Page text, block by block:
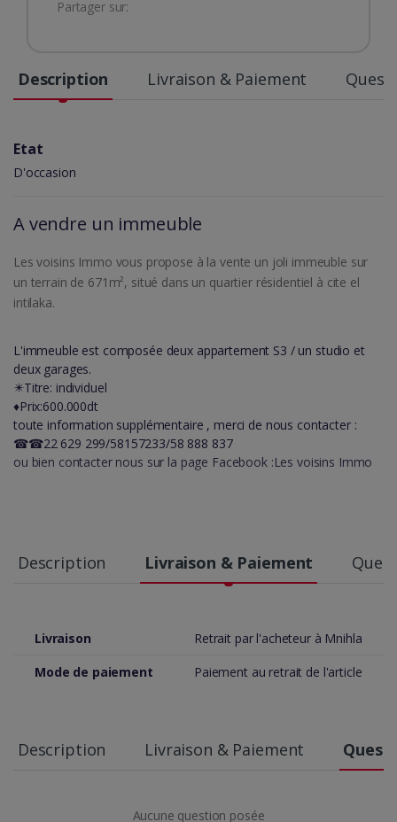
Partager sur:
Description Livraison & Paiement
Etat
D'occasion
A vendre un immeuble
Les voisins Immo vous propose à la vente un joli immeuble sur
un terrain de 671m², situé dans un quartier résidentiel à cite el
intilaka.
L'immeuble est composée deux appartement S3 / un studio et
deux garages.
✴️Titre: individuel
♦️Prix:600.000dt
toute information supplémentaire , merci de nous contacter :
☎☎22 629 299/58157233/58 888 837
ou bien contacter nous sur la page Facebook :Les voisins Immo
Description Livraison & Paiement
Livraison
Retrait par l'acheteur à Mnihla
Mode de paiement
Paiement au retrait de l'article
Description Livraison & Paiement
Aucune question posée